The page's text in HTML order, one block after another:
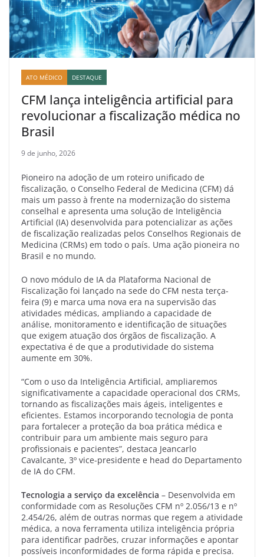
ATO MÉDICO DESTAQUE
CFM lança inteligência artificial para
revolucionar a fiscalização médica no
Brasil
9 de junho, 2026
Pioneiro na adoção de um roteiro unificado de
fiscalização, o Conselho Federal de Medicina (CFM) dá
mais um passo à frente na modernização do sistema
conselhal e apresenta uma solução de Inteligência
Artificial (IA) desenvolvida para potencializar as ações
de fiscalização realizadas pelos Conselhos Regionais de
Medicina (CRMs) em todo o país. Uma ação pioneira no
Brasil e no mundo.
O novo módulo de IA da Plataforma Nacional de
Fiscalização foi lançado na sede do CFM nesta terça-
feira (9) e marca uma nova era na supervisão das
atividades médicas, ampliando a capacidade de
análise, monitoramento e identificação de situações
que exigem atuação dos órgãos de fiscalização. A
expectativa é de que a produtividade do sistema
aumente em 30%.
“Com o uso da Inteligência Artificial, ampliaremos
significativamente a capacidade operacional dos CRMs,
tornando as fiscalizações mais ágeis, inteligentes e
eficientes. Estamos incorporando tecnologia de ponta
para fortalecer a proteção da boa prática médica e
contribuir para um ambiente mais seguro para
profissionais e pacientes”, destaca Jeancarlo
Cavalcante, 3º vice-presidente e head do Departamento
de IA do CFM.
Tecnologia a serviço da excelência – Desenvolvida em
conformidade com as Resoluções CFM nº 2.056/13 e nº
2.454/26, além de outras normas que regem a atividade
médica, a nova ferramenta utiliza inteligência própria
para identificar padrões, cruzar informações e apontar
possíveis inconformidades de forma rápida e precisa.